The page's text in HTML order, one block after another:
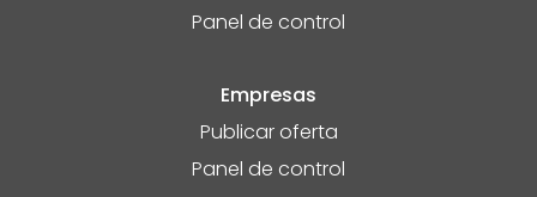
Panel de control
Empresas
Publicar oferta
Panel de control